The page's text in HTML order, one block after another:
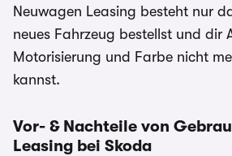
Neuwagen Leasing besteht nur
neues Fahrzeug bestellst und dir
Motorisierung und Farbe nicht
kannst.
Vor- & Nachteile von
Leasing bei Skoda